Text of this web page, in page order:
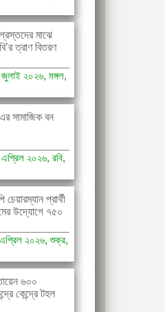
মাঝে
ত্রাণ বিতরণ
২০২৬, মঙ্গল,
সামাজিক বন
২০২৬, রবি,
প্রার্থী
উদ্যোগে ৭৫০
২০২৬, শুক্র,
৬০০
কেন্দ্রে টহল